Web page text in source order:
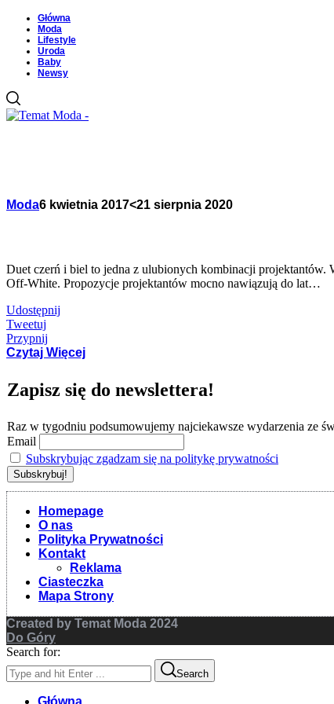
Główna
Moda
Lifestyle
Uroda
Baby
Newsy
Moda6 kwietnia 2017<21 sierpnia 2020
Duet czerń i biel to jedna z ulubionych kombinacji projektantów.
Off-White. Propozycje projektantów mocno nawiązują do lat…
Udostępnij
Tweetuj
Przypnij
Czytaj Więcej
Zapisz się do newslettera!
Raz w tygodniu podsumowujemy najciekawsze wydarzenia ze
Email
Subskrybując zgadzam się na politykę prywatności
Homepage
O nas
Polityka Prywatności
Kontakt
Reklama
Ciasteczka
Mapa Strony
Created by Temat Moda 2024
Do Góry
Search for:
Search
Główna